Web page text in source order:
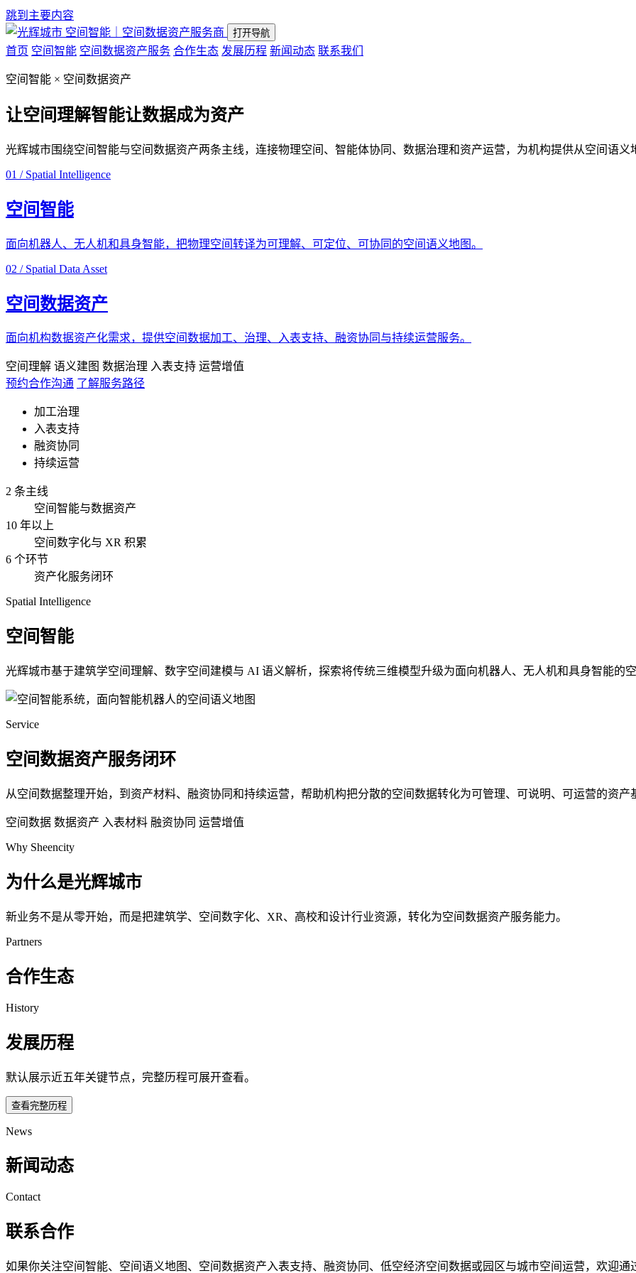
跳到主要内容
空间智能｜空间数据资产服务商
打开导航
首页 空间智能 空间数据资产服务 合作生态 发展历程 新闻动态 联系我们
空间智能 × 空间数据资产
让空间理解智能让数据成为资产
光辉城市围绕空间智能与空间数据资产两条主线，连接物理空间、智能体协同、数据治理和资产运营，为机构提供从空间语义
01 / Spatial Intelligence
空间智能
面向机器人、无人机和具身智能，把物理空间转译为可理解、可定位、可协同的空间语义地图。
02 / Spatial Data Asset
空间数据资产
面向机构数据资产化需求，提供空间数据加工、治理、入表支持、融资协同与持续运营服务。
空间理解 语义建图 数据治理 入表支持 运营增值
预约合作沟通 了解服务路径
加工治理
入表支持
融资协同
持续运营
2 条主线
空间智能与数据资产
10 年以上
空间数字化与 XR 积累
6 个环节
资产化服务闭环
Spatial Intelligence
空间智能
光辉城市基于建筑学空间理解、数字空间建模与 AI 语义解析，探索将传统三维模型升级为面向机器人、无人机和具身智能的空
Service
空间数据资产服务闭环
从空间数据整理开始，到资产材料、融资协同和持续运营，帮助机构把分散的空间数据转化为可管理、可说明、可运营的资产
空间数据 数据资产 入表材料 融资协同 运营增值
Why Sheencity
为什么是光辉城市
新业务不是从零开始，而是把建筑学、空间数字化、XR、高校和设计行业资源，转化为空间数据资产服务能力。
Partners
合作生态
History
发展历程
默认展示近五年关键节点，完整历程可展开查看。
查看完整历程
News
新闻动态
Contact
联系合作
如果你关注空间智能、空间语义地图、空间数据资产入表支持、融资协同、低空经济空间数据或园区与城市空间运营，欢迎通